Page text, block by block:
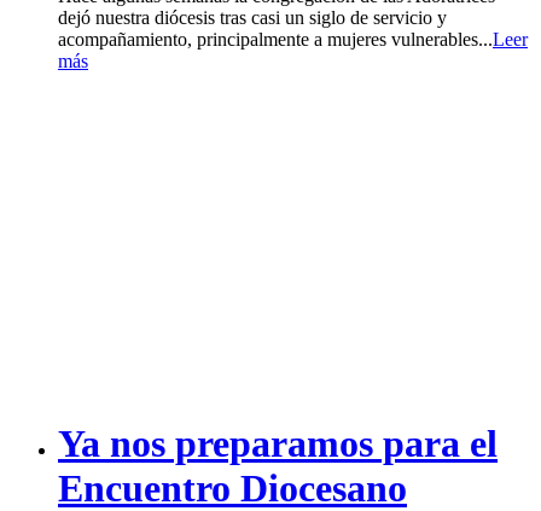
dejó nuestra diócesis tras casi un siglo de servicio y
acompañamiento, principalmente a mujeres vulnerables...Leer
más
Ya nos preparamos para el
Encuentro Diocesano